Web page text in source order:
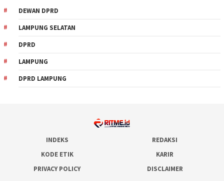
DEWAN DPRD
LAMPUNG SELATAN
DPRD
LAMPUNG
DPRD LAMPUNG
INDEKS
REDAKSI
KODE ETIK
KARIR
PRIVACY POLICY
DISCLAIMER